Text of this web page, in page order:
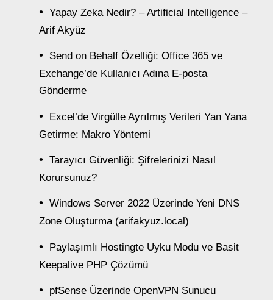
Yapay Zeka Nedir? – Artificial Intelligence –
Arif Akyüz
Send on Behalf Özelliği: Office 365 ve
Exchange’de Kullanıcı Adına E-posta
Gönderme
Excel’de Virgülle Ayrılmış Verileri Yan Yana
Getirme: Makro Yöntemi
Tarayıcı Güvenliği: Şifrelerinizi Nasıl
Korursunuz?
Windows Server 2022 Üzerinde Yeni DNS
Zone Oluşturma (arifakyuz.local)
Paylaşımlı Hostingte Uyku Modu ve Basit
Keepalive PHP Çözümü
pfSense Üzerinde OpenVPN Sunucu